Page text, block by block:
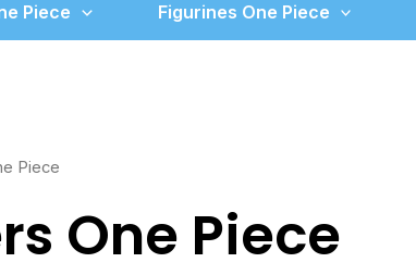
Piece Figurines One Piece
Piece
One Piece